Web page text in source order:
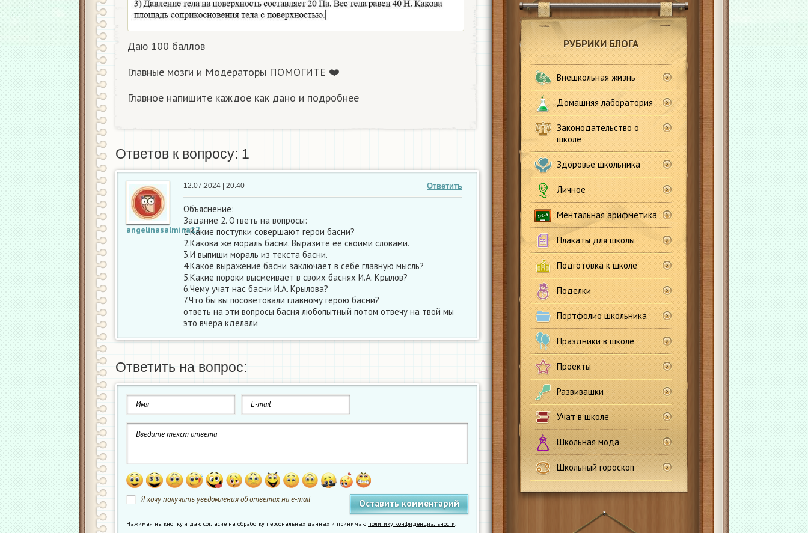
РУБРИКИ БЛОГА
Внешкольная жизнь
Домашняя лаборатория
Законодательство о
школе
Здоровье школьника
Личное
Ментальная арифметика
Плакаты для школы
Подготовка к школе
Поделки
Портфолио школьника
Праздники в школе
Проекты
Развивашки
Учат в школе
Школьная мода
Школьный гороскоп
Даю 100 баллов
Главные мозги и Модераторы ПОМОГИТЕ ❤️
Главное напишите каждое как дано и подробнее
Ответов к вопросу: 1
angelinasalmina12
Ответить
12.07.2024 | 20:40
Объяснение:
Задание 2. Ответь на вопросы:
1.Какие поступки совершают герои басни?
2.Какова же мораль басни. Выразите ее своими словами.
3.И выпиши мораль из текста басни.
4.Какое выражение басни заключает в себе главную мысль?
5.Какие пороки высмеивает в своих баснях И.А. Крылов?
6.Чему учат нас басни И.А. Крылова?
7.Что бы вы посоветовали главному герою басни?
ответь на эти вопросы басня любопытный потом отвечу на твой мы
это вчера кделали
Ответить на вопрос:
Я хочу получать уведомления об ответах на e-mail
Нажимая на кнопку я даю согласие на обработку персональных данных и принимаю политику конфиденциальности